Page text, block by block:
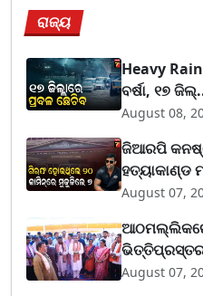
ରାଜ୍ୟ
Heavy
ବର୍ଷା, ୧୭
August 08,
ଜିଆରପି
ହତ୍ୟାକାଣ୍ଡ
August 07,
ଭିତ୍ତିପ୍ରସ୍ତର
August 07,